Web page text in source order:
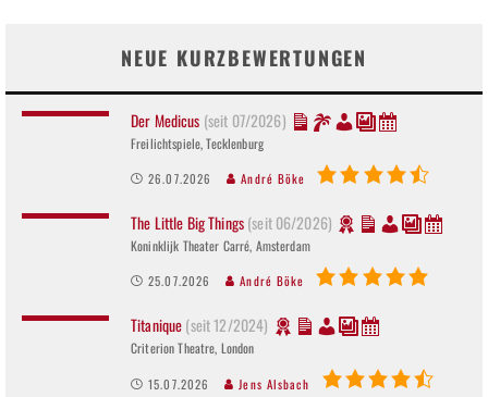
NEUE KURZBEWERTUNGEN
Der Medicus (seit 07/2026)
Freilichtspiele, Tecklenburg
26.07.2026 André Böke
The Little Big Things(seit 06/2026)
Koninklijk Theater Carré, Amsterdam
25.07.2026 André Böke
Titanique(seit 12/2024)
Criterion Theatre, London
15.07.2026 Jens Alsbach